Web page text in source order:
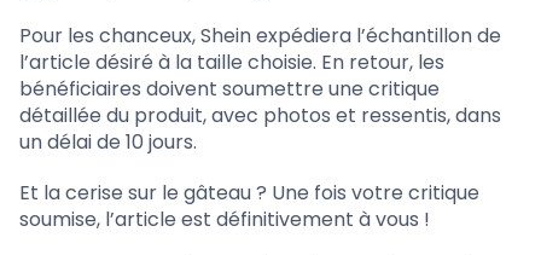
Pour les chanceux, Shein expédiera l’échantillon de
l’article désiré à la taille choisie. En retour, les
bénéficiaires doivent soumettre une critique
détaillée du produit, avec photos et ressentis, dans
un délai de 10 jours.
Et la cerise sur le gâteau ? Une fois votre critique
soumise, l’article est définitivement à vous !